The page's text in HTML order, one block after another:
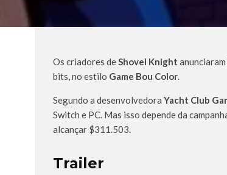
Os criadores deShovel Knight anunciaram
bits, no estilo Game Bou Color.
Segundo a desenvolvedora Yacht Club
Switch e PC. Mas isso depende da
alcançar $311.503.
Trailer